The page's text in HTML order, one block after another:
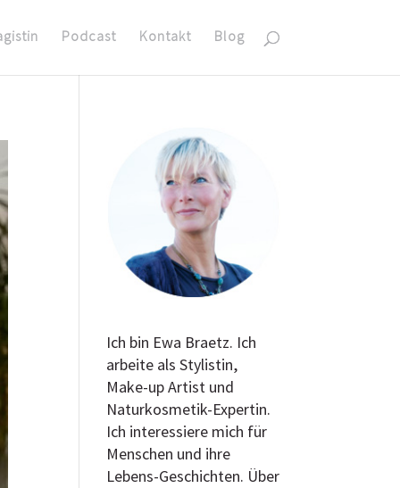
Podcast Kontakt Blog
Ich bin Ewa Braetz. Ich
arbeite als Stylistin,
Make-up Artist und
Naturkosmetik-Expertin.
Ich interessiere mich für
Menschen und ihre
Lebens-Geschichten. Über